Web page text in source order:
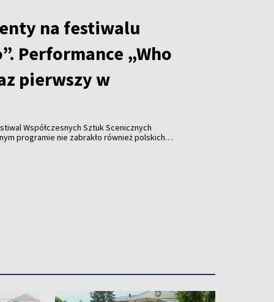
na festiwalu
Performance „Who
pierwszy w
Współczesnych Sztuk Scenicznych